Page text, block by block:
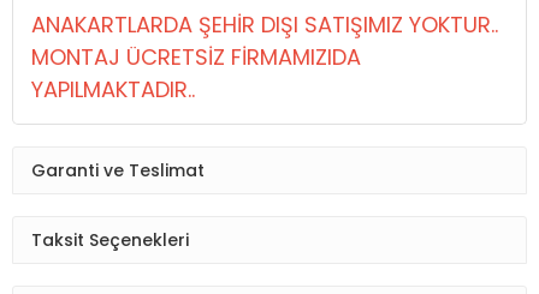
ANAKARTLARDA ŞEHİR DIŞI SATIŞIMIZ YOKTUR..
MONTAJ ÜCRETSİZ FİRMAMIZIDA
YAPILMAKTADIR..
Garanti ve Teslimat
Taksit Seçenekleri